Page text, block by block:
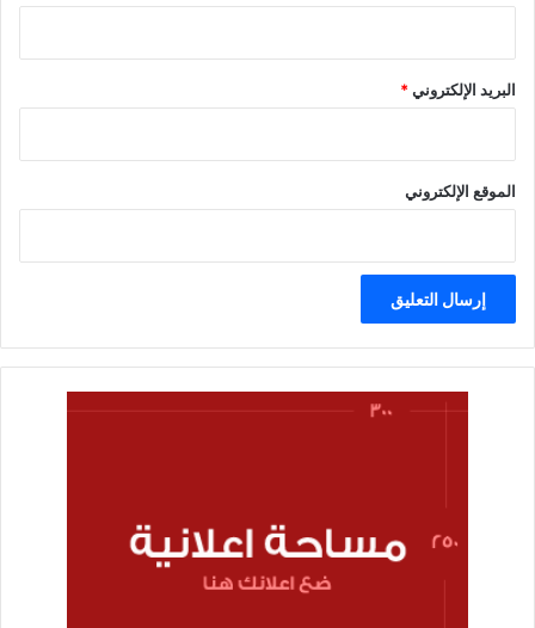
البريد الإلكتروني*
الموقع الإلكتروني